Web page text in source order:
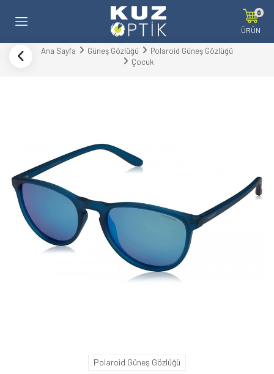
0
ÜRÜN
Ana Sayfa Güneş Gözlüğü
Polaroid Güneş Gözlüğü
Çocuk
Polaroid Güneş Gözlüğü